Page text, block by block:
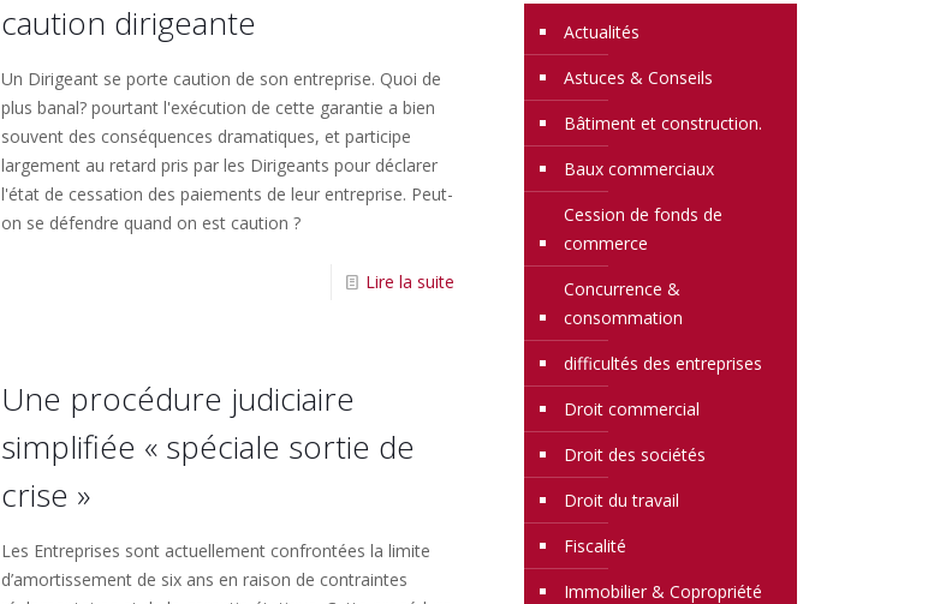
caution dirigeante
Un Dirigeant se porte caution de son entreprise. Quoi de
plus banal? pourtant l'exécution de cette garantie a bien
souvent des conséquences dramatiques, et participe
largement au retard pris par les Dirigeants pour déclarer
l'état de cessation des paiements de leur entreprise. Peut-
on se défendre quand on est caution ?
Lire la suite
Une procédure judiciaire
simplifiée « spéciale sortie de
crise »
Les Entreprises sont actuellement confrontées la limite
d’amortissement de six ans en raison de contraintes
Actualités
Astuces & Conseils
Bâtiment et construction.
Baux commerciaux
Cession de fonds de
commerce
Concurrence &
consommation
difficultés des entreprises
Droit commercial
Droit des sociétés
Droit du travail
Fiscalité
Immobilier & Copropriété